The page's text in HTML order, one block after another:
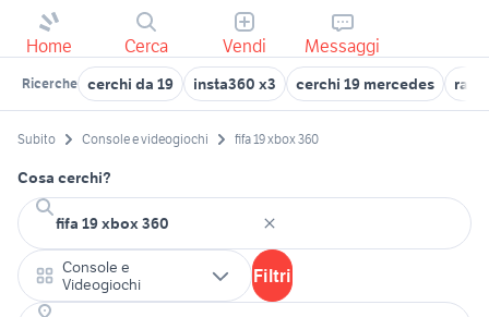
Home Cerca Vendi Messaggi
Ricerche cerchi da 19 insta360 x3 cerchi 19 mercedes
Subito Console e videogiochi fifa 19 xbox 360
Cosa cerchi?
Console e
Videogiochi
Filtri